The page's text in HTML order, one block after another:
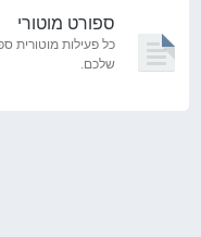
ספורט מוטורי
שלכם.